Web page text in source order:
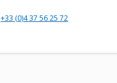
+33 (0)4 37 56 25 72